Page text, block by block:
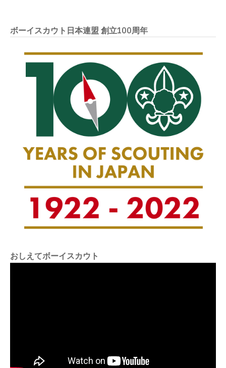
ボーイスカウト日本連盟 創立100周年
おしえてボーイスカウト